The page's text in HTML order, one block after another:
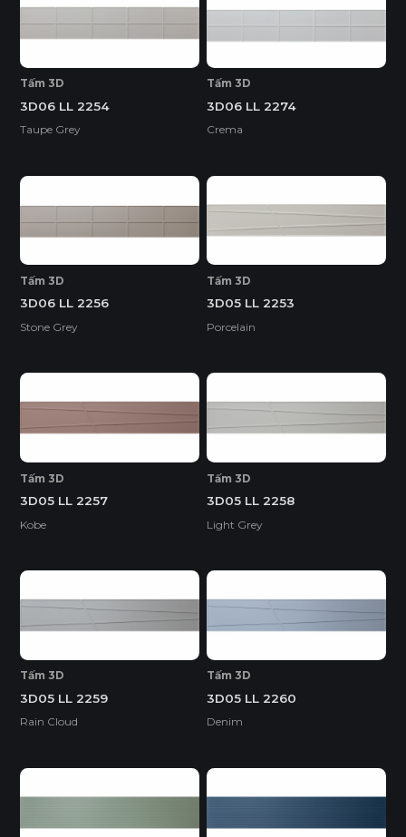
Tấm 3D
3D06 LL 2254
Taupe Grey
Tấm 3D
3D06 LL 2274
Crema
Tấm 3D
3D06 LL 2256
Stone Grey
Tấm 3D
3D05 LL 2253
Porcelain
Tấm 3D
3D05 LL 2257
Kobe
Tấm 3D
3D05 LL 2258
Light Grey
Tấm 3D
3D05 LL 2259
Rain Cloud
Tấm 3D
3D05 LL 2260
Denim